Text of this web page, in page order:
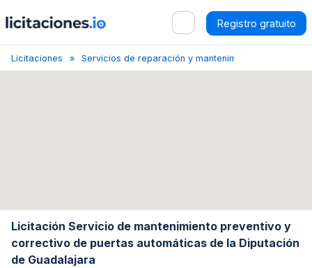
Registro gratuito
Licitaciones Servicios de reparación y mantenimiento de
Licitación Servicio de mantenimiento preventivo y
correctivo de puertas automáticas de la Diputación
de Guadalajara